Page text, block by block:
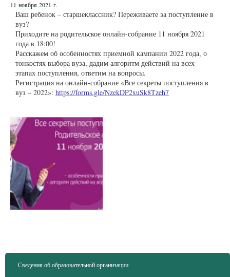
11 ноября 2021 г.
Ваш ребенок – старшеклассник? Переживаете за поступление в
вуз?
Приходите на родительское онлайн-собрание 11 ноября 2021
года в 18:00!
Расскажем об особенностях приемной кампании 2022 года, о
тонкостях выбора вуза, дадим алгоритм действий на всех
этапах поступления, ответим на вопросы.
Регистрация на онлайн-собрание «Все секреты поступления в
вуз – 2022»: https://forms.gle/NzekDP2xuSk8Tzeh7
Сведения об образовательной организации